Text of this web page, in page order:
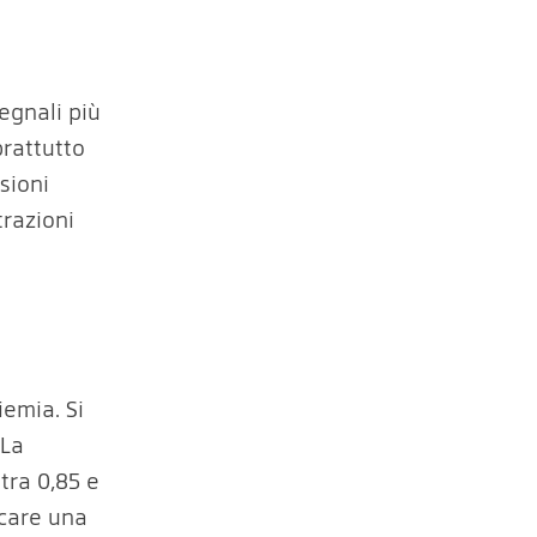
più
Si
0,85 e
una